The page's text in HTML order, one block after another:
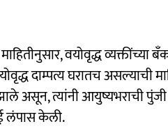
वयोवृद्ध व्यक्तींच्या
दाम्पत्य घरातच असल्याची
असून, त्यांनी आयुष्यभराची
लंपास केली.